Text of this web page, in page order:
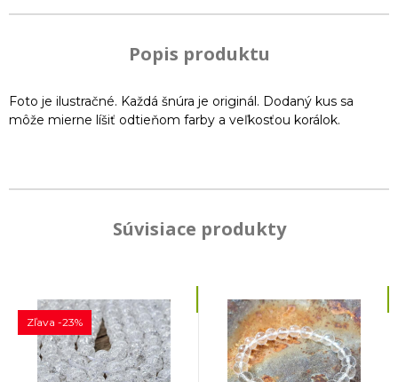
Popis produktu
Foto je ilustračné. Každá šnúra je originál. Dodaný kus sa
môže mierne líšiť odtieňom farby a veľkosťou korálok.
Súvisiace produkty
Zľava -23%